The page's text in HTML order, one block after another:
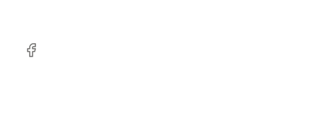
Facebook